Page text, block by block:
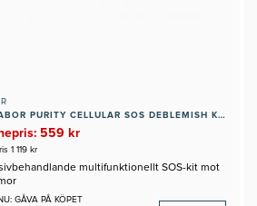
DR BABOR PURITY CELLULAR SOS DEBLEMISH KIT
559 kr
1 119 kr
multifunktionellt SOS-kit mot
GÅVA PÅ KÖPET